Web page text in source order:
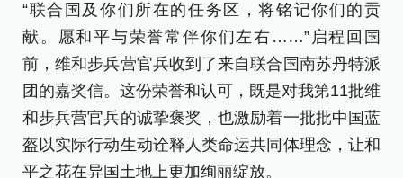
“联合国及你们所在的任务区，将铭记你们的贡
献。愿和平与荣誉常伴你们左右……”启程回国
前，维和步兵营官兵收到了来自联合国南苏丹特派
团的嘉奖信。这份荣誉和认可，既是对我第11批维
和步兵营官兵的诚挚褒奖，也激励着一批批中国蓝
盔以实际行动生动诠释人类命运共同体理念，让和
平之花在异国土地上更加绚丽绽放。